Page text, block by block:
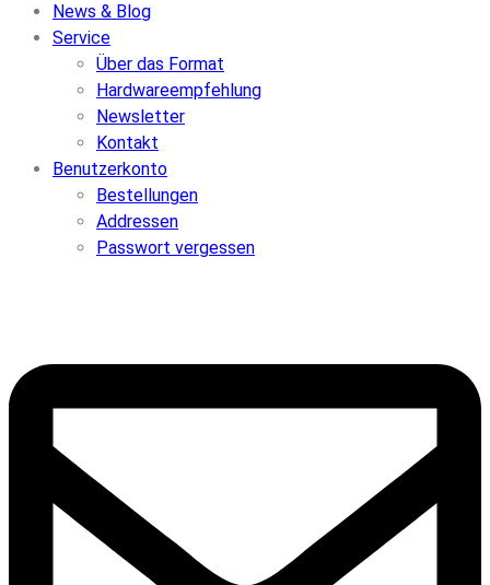
News & Blog
Service
Über das Format
Hardwareempfehlung
Newsletter
Kontakt
Benutzerkonto
Bestellungen
Addressen
Passwort vergessen